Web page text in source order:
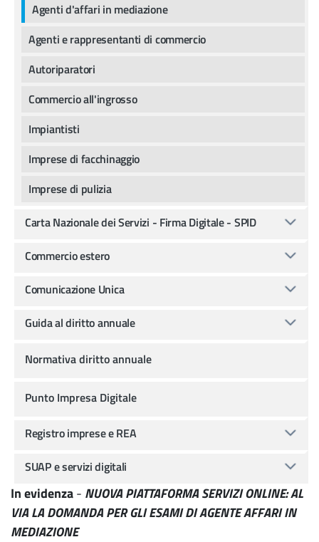
In evidenza- NUOVA PIATTAFORMA SERVIZI ONLINE: AL
VIA LA DOMANDA PER GLI ESAMI DI AGENTE AFFARI IN
MEDIAZIONE
Agenti d'affari in mediazione
Agenti e rappresentanti di commercio
Autoriparatori
Commercio all'ingrosso
Impiantisti
Imprese di facchinaggio
Imprese di pulizia
Carta Nazionale dei Servizi - Firma Digitale - SPID
Commercio estero
Comunicazione Unica
Guida al diritto annuale
Normativa diritto annuale
Punto Impresa Digitale
Registro imprese e REA
SUAP e servizi digitali